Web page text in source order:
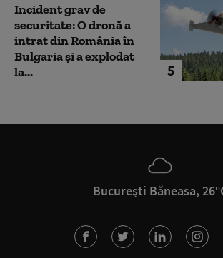
5
Incident grav de
securitate: O dronă a
intrat din România în
Bulgaria şi a explodat
la...
București Băneasa,